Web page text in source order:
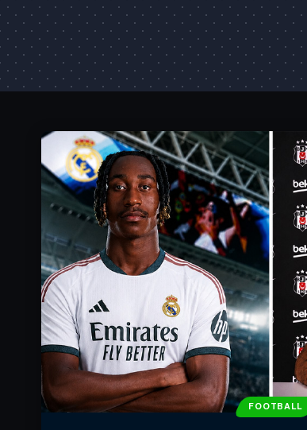
FOOTBALL